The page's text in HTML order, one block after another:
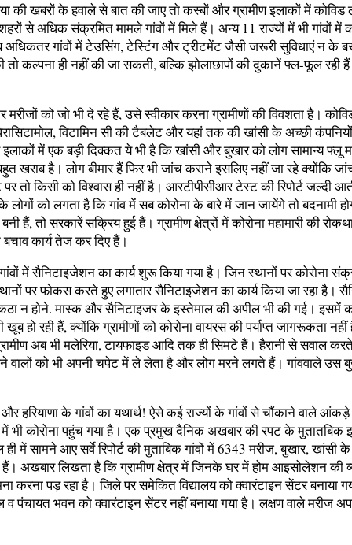
की खबरों के हवाले से बात की जाए तो कस्बों और ग्रामीण इलाकों में
से अधिक संक्रमित मामले गांवों में मिले हैं। अन्य 11 राज्यों में भी गांवों में
गांवों में टेउसिंग, टेस्टिंग और ट्रीटमेंट जैसी जरूरी सुविधाएं न के
तो कल्पना ही नहीं की जा सकती, बल्कि झोलाछापों की दुकानें फ्ल-फूल रही
मरीजों को जो भी दे रहे हैं, उसे स्वीकार करना ग्रामीणों की विवशता है।
विटामिन सी की टैबलेट और यहां तक की खांसी के अच्छी
इलाकों में एक बड़ी दिक्कत ये भी है कि खांसी और बुखार को लोग सामान्य फ्लू
खराब है। लोग बीमार हैं फिर भी जांच कराने इसलिए नहीं जा रहे क्योंकि
तो किसी को विश्वास ही नहीं है। आरटीपीसीआर टेस्ट की रिपोर्ट जल्दी
को लगता है कि गांव में सब कोरोना के बारे में जान जायेंगे तो बदनामी
हैं, तो सरकारें सक्रिय हुई हैं। ग्रामीण क्षेत्रों में कोरोना महामारी की
कार्य तेज कर दिए हैं।
में सैनिटाइजेशन का कार्य शुरू किया गया है। जिन स्थानों पर कोरोना
पर फोकस करते हुए लगातार सैनिटाइजेशन का कार्य किया जा रहा है।
न होने. मास्क और सैनिटाइजर के इस्तेमाल की अपील भी की गई। इसमें
खूब हो रही हैं, क्योंकि ग्रामीणों को कोरोना वायरस की पर्याप्त जागरूकता
अब भी मलेरिया, टायफाइड आदि तक ही सिमटे हैं। हैरानी से सवाल
को भी अपनी चपेट में ले लेता है और लोग मरने लगते हैं। गांववाले उस
हरियाणा के गांवों का यथार्थ! ऐसे कई राज्यों के गांवों से चौंकाने वाले
भी कोरोना पहुंच गया है। एक प्रमुख दैनिक अखबार की रपट के मुतातबिक
में सामने आए सर्वे रिपोर्ट की मुताबिक गांवों में 6343 मरीज, बुखार,
हैं। अखबार लिखता है कि ग्रामीण क्षेत्र में जिनके घर में होम आइसोलेशन की
करना पड़ रहा है। जिले पर समेकित विद्यालय को क्वारंटाइन सेंटर बनाया
व पंचायत भवन को क्वारंटाइन सेंटर नहीं बनाया गया है। लक्षण वाले मरीज